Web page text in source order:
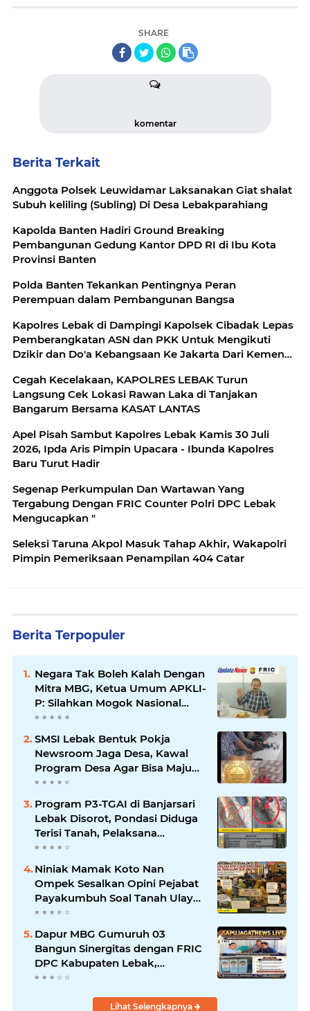
SHARE
komentar
Berita Terkait
Anggota Polsek Leuwidamar Laksanakan Giat shalat
Subuh keliling (Subling) Di Desa Lebakparahiang
Kapolda Banten Hadiri Ground Breaking
Pembangunan Gedung Kantor DPD RI di Ibu Kota
Provinsi Banten
Polda Banten Tekankan Pentingnya Peran
Perempuan dalam Pembangunan Bangsa
Kapolres Lebak di Dampingi Kapolsek Cibadak Lepas
Pemberangkatan ASN dan PKK Untuk Mengikuti
Dzikir dan Do'a Kebangsaan Ke Jakarta Dari Kemenag
Cegah Kecelakaan, KAPOLRES LEBAK Turun
Langsung Cek Lokasi Rawan Laka di Tanjakan
Bangarum Bersama KASAT LANTAS
Apel Pisah Sambut Kapolres Lebak Kamis 30 Juli
2026, Ipda Aris Pimpin Upacara - Ibunda Kapolres
Baru Turut Hadir
Segenap Perkumpulan Dan Wartawan Yang
Tergabung Dengan FRIC Counter Polri DPC Lebak
Mengucapkan "
Seleksi Taruna Akpol Masuk Tahap Akhir, Wakapolri
Pimpin Pemeriksaan Penampilan 404 Catar
Berita Terpopuler
Negara Tak Boleh Kalah Dengan
Mitra MBG, Ketua Umum APKLI-
P: Silahkan Mogok Nasional
Ganti Kantin Sekolah
SMSI Lebak Bentuk Pokja
Newsroom Jaga Desa, Kawal
Program Desa Agar Bisa Maju
dan Mandiri
Program P3-TGAI di Banjarsari
Lebak Disorot, Pondasi Diduga
Terisi Tanah, Pelaksana
Terancam Sanksi Berat Hingga
Niniak Mamak Koto Nan
Ompek Sesalkan Opini Pejabat
Payakumbuh Soal Tanah Ulayat
Demi Jabatan
Dapur MBG Gumuruh 03
Bangun Sinergitas dengan FRIC
DPC Kabupaten Lebak,
Komitmen Jalankan SOP BGN
Lihat Selengkapnya